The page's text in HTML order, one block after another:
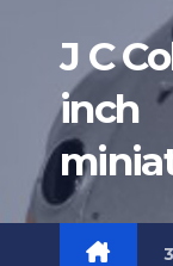
inhoud
J C
inch